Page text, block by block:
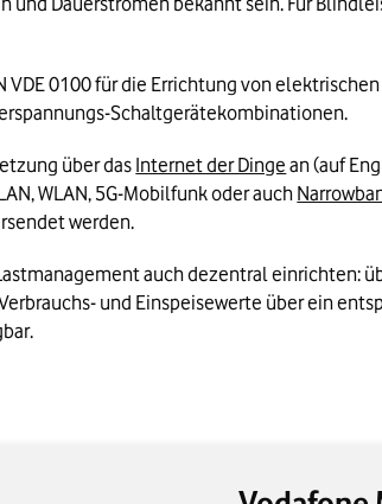
0100 für die Errichtung von
Schaltgerätekombinationen.
über das Internet der Dinge an (auf
WLAN, 5G-Mobilfunk oder auch
werden.
auch dezentral einrichten:
und Einspeisewerte über ein